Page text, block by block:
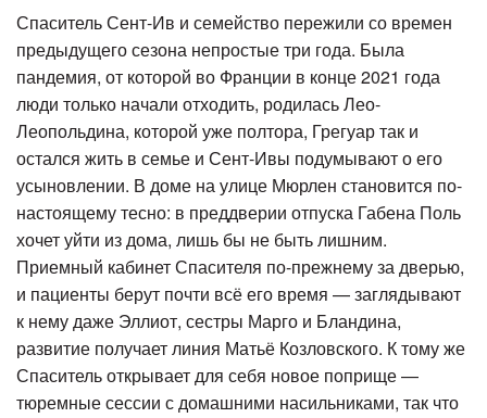
Спаситель Сент-Ив и семейство пережили со времен
предыдущего сезона непростые три года. Была
пандемия, от которой во Франции в конце 2021 года
люди только начали отходить, родилась Лео-
Леопольдина, которой уже полтора, Грегуар так и
остался жить в семье и Сент-Ивы подумывают о его
усыновлении. В доме на улице Мюрлен становится по-
настоящему тесно: в преддверии отпуска Габена Поль
хочет уйти из дома, лишь бы не быть лишним.
Приемный кабинет Спасителя по-прежнему за дверью,
и пациенты берут почти всё его время — заглядывают
к нему даже Эллиот, сестры Марго и Бландина,
развитие получает линия Матьё Козловского. К тому же
Спаситель открывает для себя новое поприще —
тюремные сессии с домашними насильниками, так что